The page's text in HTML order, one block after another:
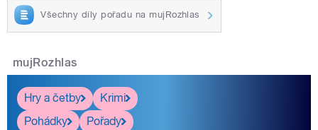
Všechny díly pořadu na mujRozhlas
mujRozhlas
Hry a četby
Krimi
Pohádky
Pořady